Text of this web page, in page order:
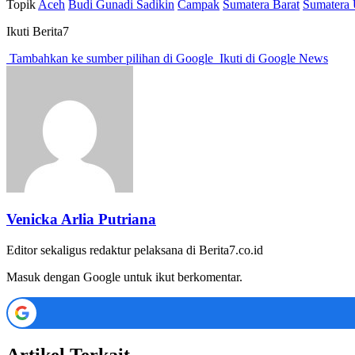
Topik Aceh Budi Gunadi Sadikin Campak Sumatera Barat Sumatera
Ikuti Berita7
Tambahkan ke sumber pilihan di Google Ikuti di Google News
Venicka Arlia Putriana
Editor sekaligus redaktur pelaksana di Berita7.co.id
Masuk dengan Google untuk ikut berkomentar.